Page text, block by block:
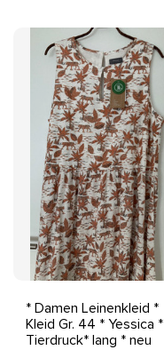
* Damen Leinenkleid *
Kleid Gr. 44 * Yessica *
Tierdruck* lang * neu